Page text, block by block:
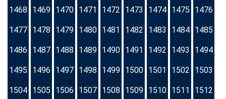
1468 1469 1470 1471 1472 1473 1474 1475 1476
1477 1478 1479 1480 1481 1482 1483 1484 1485
1486 1487 1488 1489 1490 1491 1492 1493 1494
1495 1496 1497 1498 1499 1500 1501 1502 1503
1504 1505 1506 1507 1508 1509 1510 1511 1512